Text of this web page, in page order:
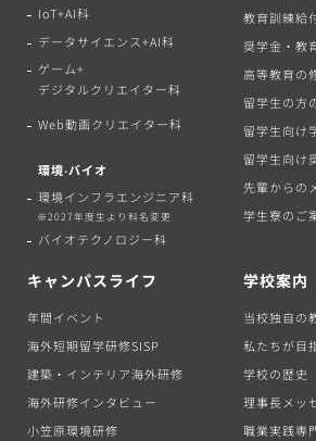
IoT+AI科
データサイエンス+AI科
ゲーム+
デジタルクリエイター科
Web動画クリエイター科
環境‧バイオ
環境インフラエンジニア科
※2027年度生より科名変更
バイオテクノロジー科
教育訓練給
奨学金・教
高等教育の
留学生の方
留学生向け
留学生向け
先輩からの
学生寮のご
キャンパスライフ
年間イベント
海外短期留学研修SISP
建築・インテリア海外研修
海外研修インタビュー
小笠原環境研修
学校案内
当校独自の
私たちが目
学校の歴史
理事長メッ
職業実践専